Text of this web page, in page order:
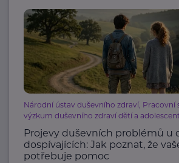
Národní ústav duševního zdraví, Pracovní
výzkum duševního zdraví dětí a
Projevy duševních problémů u
dospívajících: Jak poznat, že
potřebuje pomoc